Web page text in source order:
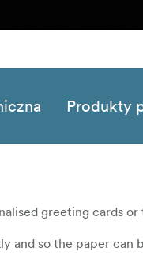
Produkty
greeting cards or
and so the paper can